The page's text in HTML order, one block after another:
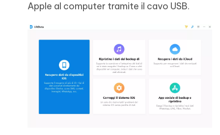
Apple al computer tramite il cavo USB.